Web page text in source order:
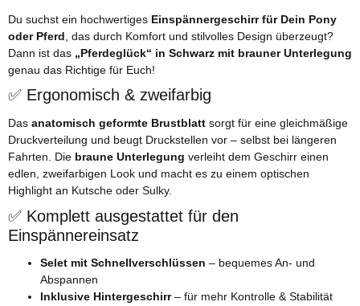
Du suchst ein hochwertiges Einspännergeschirr für Dein Pony
oder Pferd , das durch Komfort und stilvolles Design überzeugt?
Dann ist das „Pferdeglück“ in Schwarz mit brauner Unterlegung
genau das Richtige für Euch!
✅ Ergonomisch & zweifarbig
Das anatomisch geformte Brustblatt sorgt für eine gleichmäßige
Druckverteilung und beugt Druckstellen vor – selbst bei längeren
Fahrten. Die braune Unterlegung verleiht dem Geschirr einen
edlen, zweifarbigen Look und macht es zu einem optischen
Highlight an Kutsche oder Sulky.
✅ Komplett ausgestattet für den
Einspännereinsatz
Selet mit Schnellverschlüssen – bequemes An- und
Abspannen
Inklusive Hintergeschirr– für mehr Kontrolle & Stabilität